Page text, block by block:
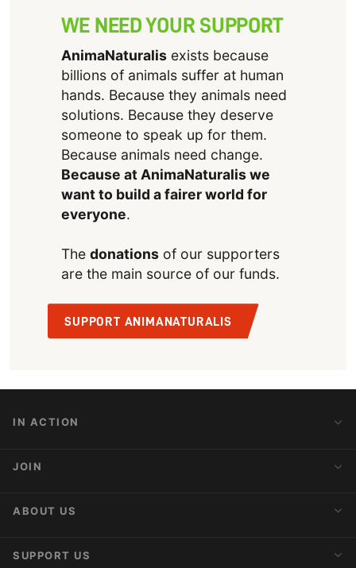
WE NEED YOUR SUPPORT
AnimaNaturalisexists because
billions of animals suffer at human
hands. Because they animals need
solutions. Because they deserve
someone to speak up for them.
Because animals need change.
Because at AnimaNaturalis we
want to build a fairer world for
everyone.
The donationsof our supporters
are the main source of our funds.
SUPPORT ANIMANATURALIS
IN ACTION
Action Alerts
JOIN
Activist Network
ABOUT US
SUPPORT US